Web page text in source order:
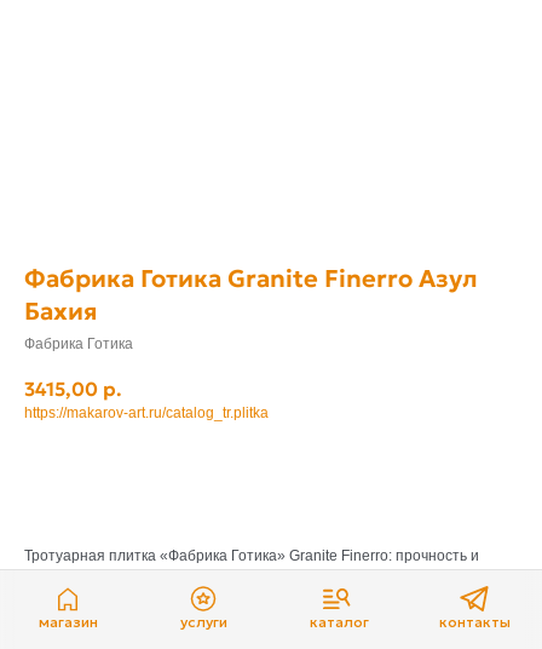
магазин услуги каталог контакты
Фабрика Готика Granite Finerro Азул
Бахия
Фабрика Готика
3415,00 р.
https://makarov-art.ru/catalog_tr.plitka
Тротуарная плитка «Фабрика Готика» Granite Finerro: прочность и
Ищете надёжное и стильное решение для мощения? Тротуарная
плитка Granite Finerro от «Фабрики Готика» сочетает в себе